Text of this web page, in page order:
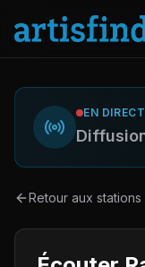
EN DIRECT
Retour aux stations